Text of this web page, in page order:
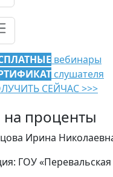
вебинары
слушателя
СЕЙЧАС >>>
на проценты
Ирина
ГОУ